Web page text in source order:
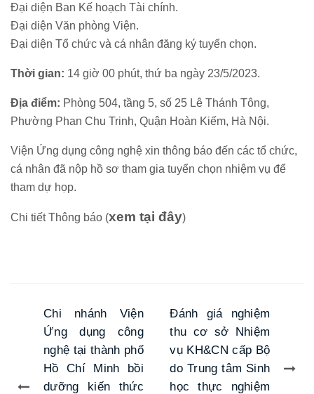
Đại diện Ban Kế hoạch Tài chính.
Đại diện Văn phòng Viện.
Đại diện Tổ chức và cá nhân đăng ký tuyển chọn.
Thời gian: 14 giờ 00 phút, thứ ba ngày 23/5/2023.
Địa điểm: Phòng 504, tầng 5, số 25 Lê Thánh Tông,
Phường Phan Chu Trinh, Quận Hoàn Kiếm, Hà Nội.
Viện Ứng dụng công nghệ xin thông báo đến các tổ chức,
cá nhân đã nộp hồ sơ tham gia tuyển chọn nhiệm vụ để
tham dự họp.
Chi tiết Thông báo (xem tại đây)
Chi nhánh Viện
Ứng dụng công
nghệ tại thành phố
Hồ Chí Minh bồi
dưỡng kiến thức
Đánh giá nghiệm
thu cơ sở Nhiệm
vụ KH&CN cấp Bộ
do Trung tâm Sinh
học thực nghiệm